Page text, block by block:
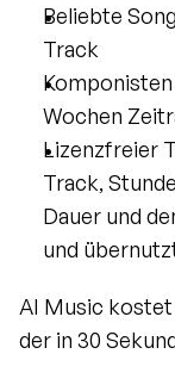
Beliebte
Track
Komponisten
Wochen
Lizenzfreier
Track,
Dauer und
und
AI Music kostet
der in 30